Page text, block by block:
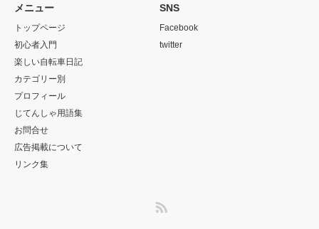
メニュー
トップページ
初心者入門
楽しい自転車日記
カテゴリー別
プロフィール
じてんしゃ用語集
お問合せ
広告掲載について
リンク集
SNS
Facebook
twitter